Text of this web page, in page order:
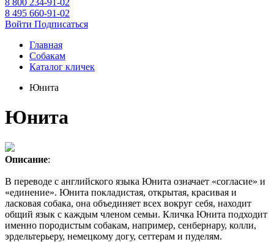
8 800 234-91-02
8 495 660-91-02
Войти Подписаться
Главная
Собакам
Каталог кличек
Юнита
Юнита
Описание:
В переводе с английского языка Юнита означает «согласие» и
«единение». Юнита покладистая, открытая, красивая и
ласковая собака, она объединяет всех вокруг себя, находит
общий язык с каждым членом семьи. Кличка Юнита подходит
именно породистым собакам, например, сенбернару, колли,
эрдельтерьеру, немецкому догу, сеттерам и пуделям.